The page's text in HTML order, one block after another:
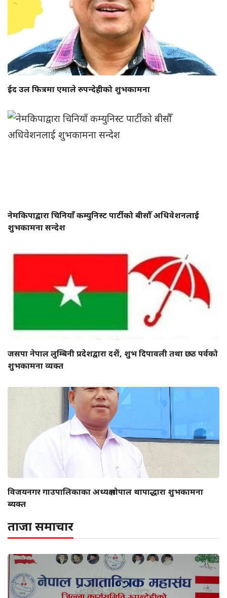
ईद उल फित्रमा एमाले रुपन्देहीको शुभकामना
नेमकिपाद्वारा चिनियाँ कम्युनिस्ट पार्टीको बीसौँ अधिवेशनलाई
शुभकामना सन्देश
जसपा नेपाल लुम्बिनी प्रदेशद्वारा दशैं, शुभ दिपावली तथा छठ पर्वको
शुभकामना व्यक्त
विजयनगर गाउपालिकाका अध्यक्ष गोपाल थापाद्धारा शुभकामना
ब्यक्त
ताजा समाचार